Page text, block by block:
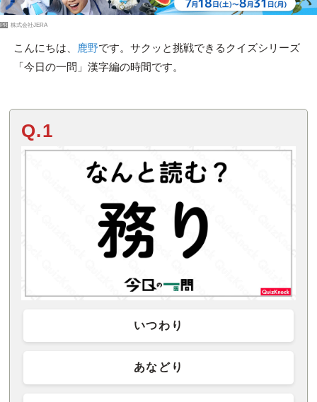
PR 株式会社JERA
こんにちは、 鹿野です。サクッと挑戦できるクイズシリーズ
「今日の一問」漢字編の時間です。
Q.1
いつわり
あなどり